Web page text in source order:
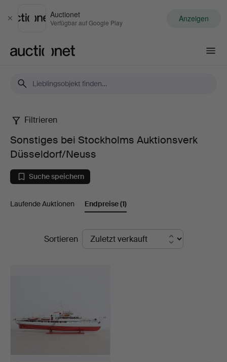
Schließen
Auctionet
Verfügbar auf Google Play Anzeigen
Sonstiges
bei
Stockholms
Auktionsverk
Filtrieren
Sonstiges bei Stockholms Auktionsverk
Düsseldorf/Neuss
Suche speichern
Laufende Auktionen Endpreise(1)
EndpreiseSortieren